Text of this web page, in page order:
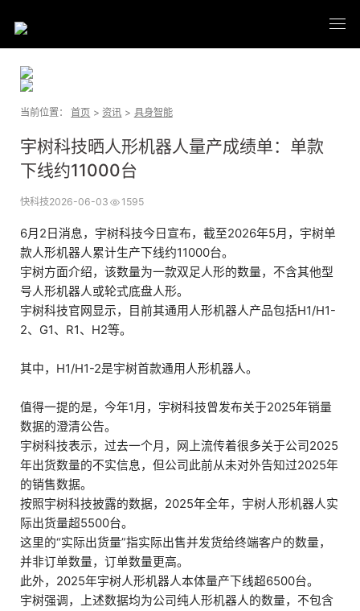
当前位置：首页 > 资讯 > 具身智能
宇树科技晒人形机器人量产成绩单：单款
下线约11000台
快科技2026-06-03 1595
6月2日消息，宇树科技今日宣布，截至2026年5月，宇树单
款人形机器人累计生产下线约11000台。
宇树方面介绍，该数量为一款双足人形的数量，不含其他型
号人形机器人或轮式底盘人形。
宇树科技官网显示，目前其通用人形机器人产品包括H1/H1-
2、G1、R1、H2等。
其中，H1/H1-2是宇树首款通用人形机器人。
值得一提的是，今年1月，宇树科技曾发布关于2025年销量
数据的澄清公告。
宇树科技表示，过去一个月，网上流传着很多关于公司2025
年出货数量的不实信息，但公司此前从未对外告知过2025年
的销售数据。
按照宇树科技披露的数据，2025年全年，宇树人形机器人实
际出货量超5500台。
这里的“实际出货量”指实际出售并发货给终端客户的数量，
并非订单数量，订单数量更高。
此外，2025年宇树人形机器人本体量产下线超6500台。
宇树强调，上述数据均为公司纯人形机器人的数量，不包含